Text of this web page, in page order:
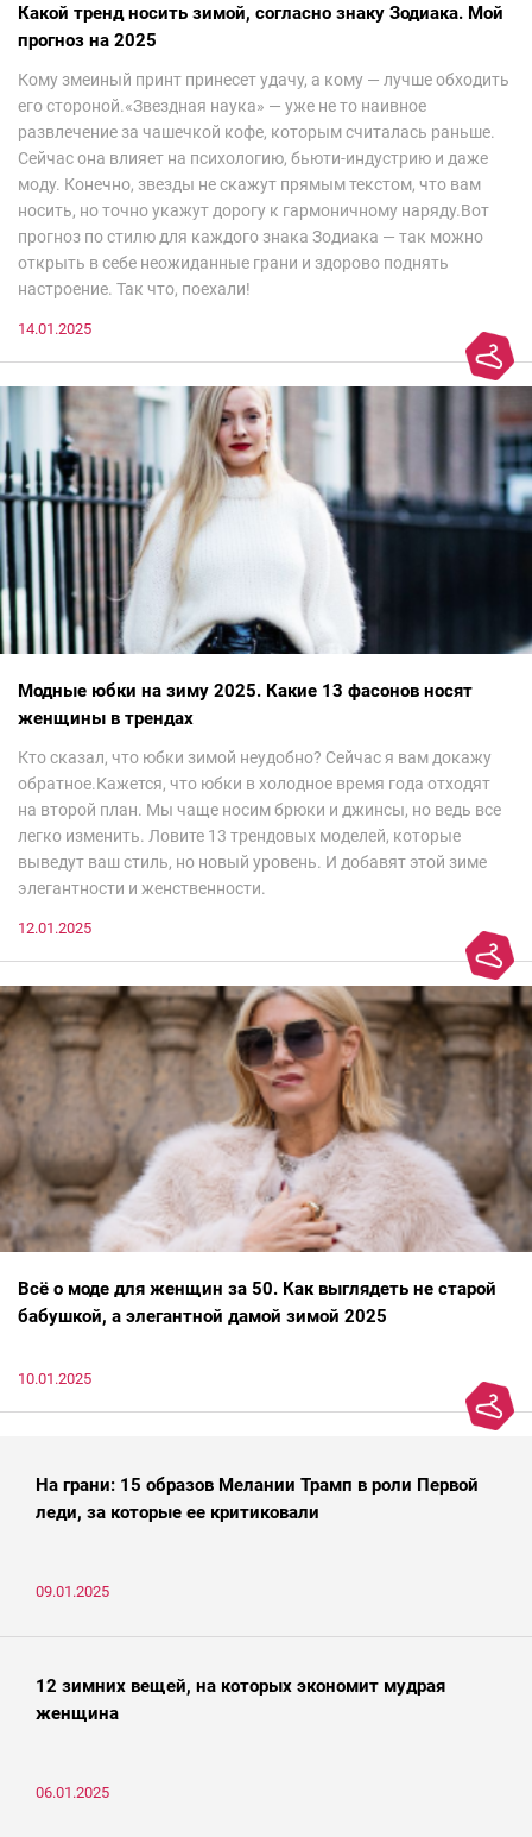
Какой тренд носить зимой, согласно знаку Зодиака. Мой
прогноз на 2025
Кому змеиный принт принесет удачу, а кому — лучше обходить
его стороной.«Звездная наука» — уже не то наивное
развлечение за чашечкой кофе, которым считалась раньше.
Сейчас она влияет на психологию, бьюти-индустрию и даже
моду. Конечно, звезды не скажут прямым текстом, что вам
носить, но точно укажут дорогу к гармоничному наряду.Вот
прогноз по стилю для каждого знака Зодиака — так можно
открыть в себе неожиданные грани и здорово поднять
настроение. Так что, поехали!
14.01.2025
Модные юбки на зиму 2025. Какие 13 фасонов носят
женщины в трендах
Кто сказал, что юбки зимой неудобно? Сейчас я вам докажу
обратное.Кажется, что юбки в холодное время года отходят
на второй план. Мы чаще носим брюки и джинсы, но ведь все
легко изменить. Ловите 13 трендовых моделей, которые
выведут ваш стиль, но новый уровень. И добавят этой зиме
элегантности и женственности.
12.01.2025
Всё о моде для женщин за 50. Как выглядеть не старой
бабушкой, а элегантной дамой зимой 2025
10.01.2025
На грани: 15 образов Мелании Трамп в роли Первой
леди, за которые ее критиковали
09.01.2025
12 зимних вещей, на которых экономит мудрая
женщина
06.01.2025